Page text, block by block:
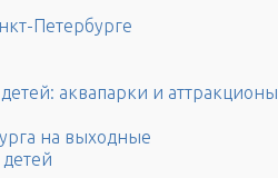
Петербурге
аквапарки и аттракционы
на выходные